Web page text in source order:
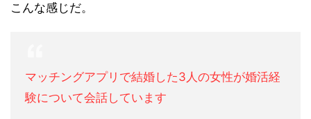
こんな感じだ。
マッチングアプリで結婚した3人の女性が婚活経
験について会話しています